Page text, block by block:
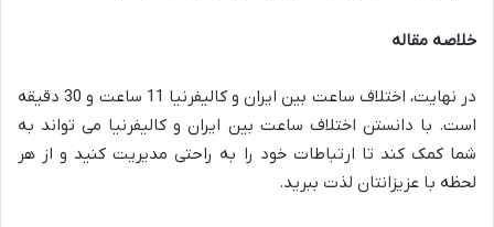
خلاصه مقاله
در نهایت، اختلاف ساعت بین ایران و کالیفرنیا 11 ساعت و 30 دقیقه
است. با دانستن اختلاف ساعت بین ایران و کالیفرنیا می ‌تواند به
شما کمک کند تا ارتباطات خود را به راحتی مدیریت کنید و از هر
لحظه با عزیزانتان لذت ببرید.